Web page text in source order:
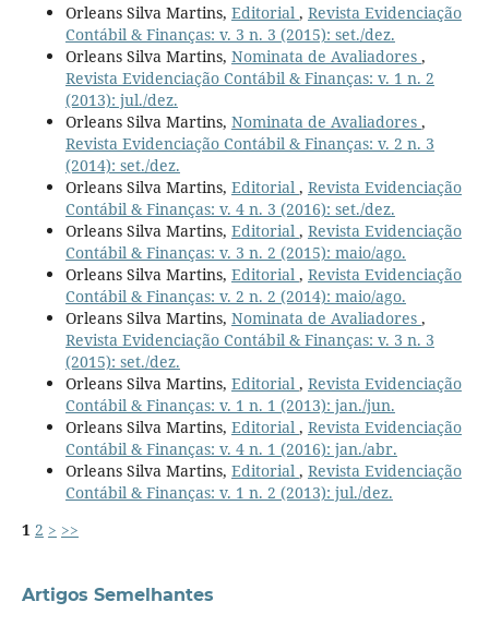
Orleans Silva Martins, Editorial , Revista Evidenciação
Contábil & Finanças: v. 3 n. 3 (2015): set./dez.
Orleans Silva Martins, Nominata de Avaliadores ,
Revista Evidenciação Contábil & Finanças: v. 1 n. 2
(2013): jul./dez.
Orleans Silva Martins, Nominata de Avaliadores ,
Revista Evidenciação Contábil & Finanças: v. 2 n. 3
(2014): set./dez.
Orleans Silva Martins, Editorial , Revista Evidenciação
Contábil & Finanças: v. 4 n. 3 (2016): set./dez.
Orleans Silva Martins, Editorial , Revista Evidenciação
Contábil & Finanças: v. 3 n. 2 (2015): maio/ago.
Orleans Silva Martins, Editorial , Revista Evidenciação
Contábil & Finanças: v. 2 n. 2 (2014): maio/ago.
Orleans Silva Martins, Nominata de Avaliadores ,
Revista Evidenciação Contábil & Finanças: v. 3 n. 3
(2015): set./dez.
Orleans Silva Martins, Editorial , Revista Evidenciação
Contábil & Finanças: v. 1 n. 1 (2013): jan./jun.
Orleans Silva Martins, Editorial , Revista Evidenciação
Contábil & Finanças: v. 4 n. 1 (2016): jan./abr.
Orleans Silva Martins, Editorial , Revista Evidenciação
Contábil & Finanças: v. 1 n. 2 (2013): jul./dez.
1 2 > >>
Artigos Semelhantes